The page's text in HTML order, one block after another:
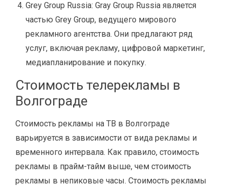
Grey Group Russia: Gray Group Russia является
частью Grey Group, ведущего мирового
рекламного агентства. Они предлагают ряд
услуг, включая рекламу, цифровой маркетинг,
медиапланирование и покупку.
Стоимость телерекламы в
Волгограде
Стоимость рекламы на ТВ в Волгограде
варьируется в зависимости от вида рекламы и
временного интервала. Как правило, стоимость
рекламы в прайм-тайм выше, чем стоимость
рекламы в непиковые часы. Стоимость рекламы